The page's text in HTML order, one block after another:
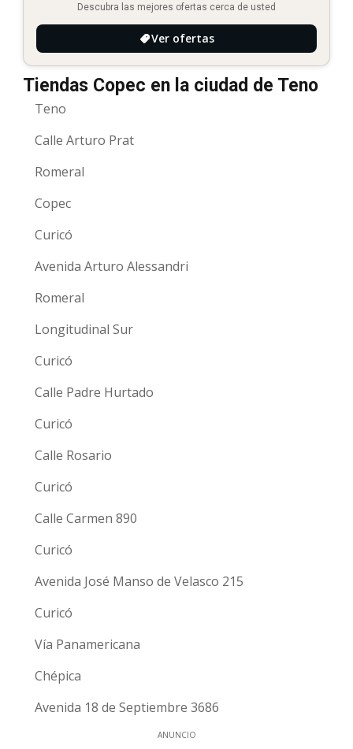
Descubra las mejores ofertas cerca de usted
Ver ofertas
Tiendas Copec en la ciudad de Teno
Teno
Calle Arturo Prat
Romeral
Copec
Curicó
Avenida Arturo Alessandri
Romeral
Longitudinal Sur
Curicó
Calle Padre Hurtado
Curicó
Calle Rosario
Curicó
Calle Carmen 890
Curicó
Avenida José Manso de Velasco 215
Curicó
Vía Panamericana
Chépica
Avenida 18 de Septiembre 3686
ANUNCIO